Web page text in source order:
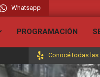
Whatsapp
Liberada FM 106.7 // Visita
PROGRAMACIÓN
Conocé todas las